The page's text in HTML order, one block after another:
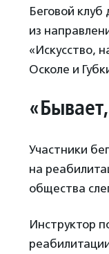
Беговой
из
«Искусство,
Осколе и
Участники
на
общества
Инструктор